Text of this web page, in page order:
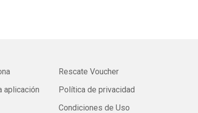
aplicación
Rescate Voucher
Política de privacidad
Condiciones de Uso